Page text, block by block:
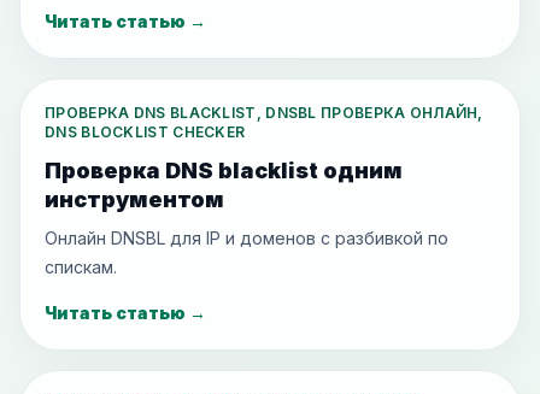
Читать статью →
ПРОВЕРКА DNS BLACKLIST, DNSBL ПРОВЕРКА ОНЛАЙН,
DNS BLOCKLIST CHECKER
Проверка DNS blacklist одним
инструментом
Онлайн DNSBL для IP и доменов с разбивкой по
спискам.
Читать статью →